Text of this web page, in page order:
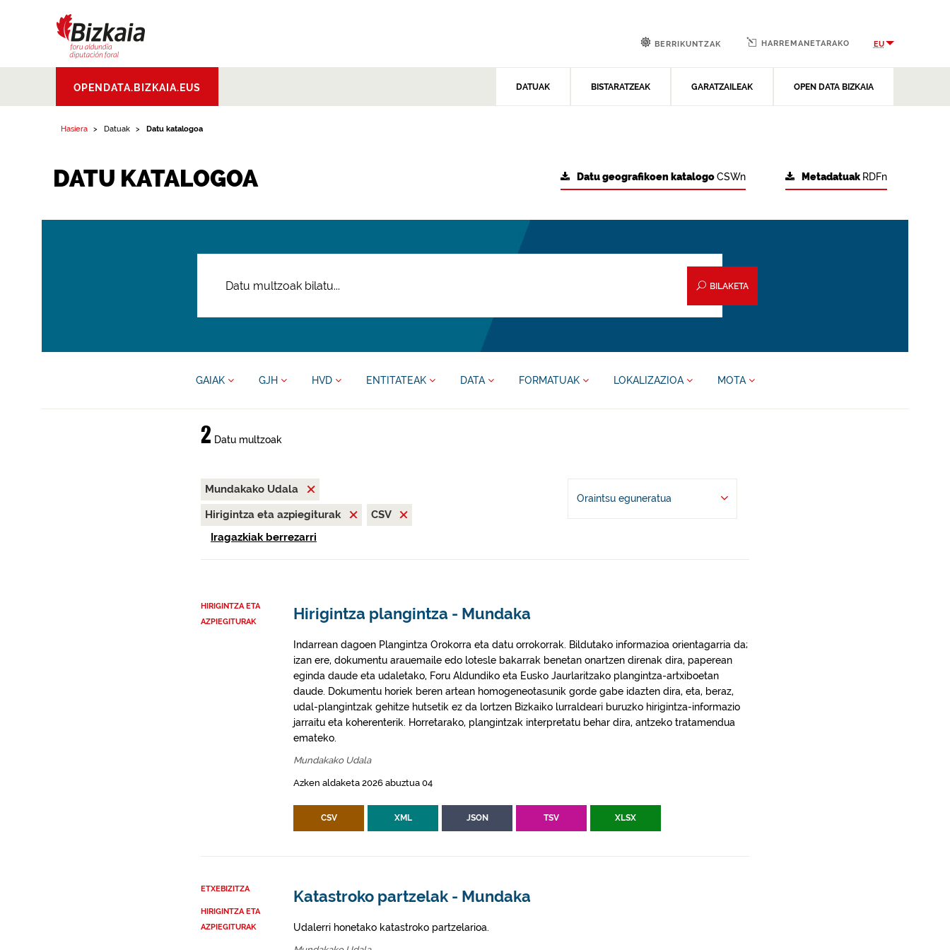
Aldundia.Diputacion
Foral de Bizkaia
OPENDATA.BIZKAIA.EUS DATUAK BISTARATZEAK GARATZAILEAK OPEN DATA BIZKAIA
BERRIKUNTZAK HARREMANETARAKO EU
Hasiera Datuak Datu katalogoa
DATU KATALOGOA Metadatuak RDFn
Datu geografikoen katalogoCSWn
BILAKETA
GAIAK GJH HVD ENTITATEAK DATA FORMATUAK LOKALIZAZIOA MOTA
2 Datu multzoak
Mundakako Udala
Hirigintza eta azpiegiturak
CSV
Iragazkiak berrezarri
Oraintsu eguneratua
HIRIGINTZA ETA
AZPIEGITURAK
Hirigintza plangintza - Mundaka
Indarrean dagoen Plangintza Orokorra eta datu orrokorrak. Bildutako informazioa orientagarria da;
izan ere, dokumentu arauemaile edo lotesle bakarrak benetan onartzen direnak dira, paperean
eginda daude eta udaletako, Foru Aldundiko eta Eusko Jaurlaritzako plangintza-artxiboetan
daude. Dokumentu horiek beren artean homogeneotasunik gorde gabe idazten dira, eta, beraz,
udal-plangintzak gehitze hutsetik ez da lortzen Bizkaiko lurraldeari buruzko hirigintza-informazio
jarraitu eta koherenterik. Horretarako, plangintzak interpretatu behar dira, antzeko tratamendua
emateko.
Mundakako Udala
Azken aldaketa 2026 abuztua 04
CSV XML JSON TSV XLSX
ETXEBIZITZA
HIRIGINTZA ETA
AZPIEGITURAK
Katastroko partzelak - Mundaka
Udalerri honetako katastroko partzelarioa.